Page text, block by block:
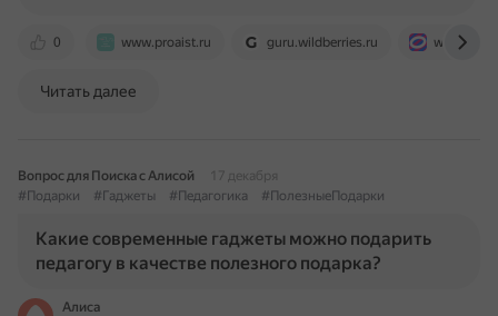
0 www.proaist.ru guru.wildberries.ru
Читать далее
Вопрос для Поиска с Алисой
17 декабря
#Подарки
#Гаджеты #Педагогика #ПолезныеПодарки
Какие современные гаджеты можно подарить
педагогу в качестве полезного подарка?
Алиса